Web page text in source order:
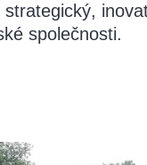
společnosti.